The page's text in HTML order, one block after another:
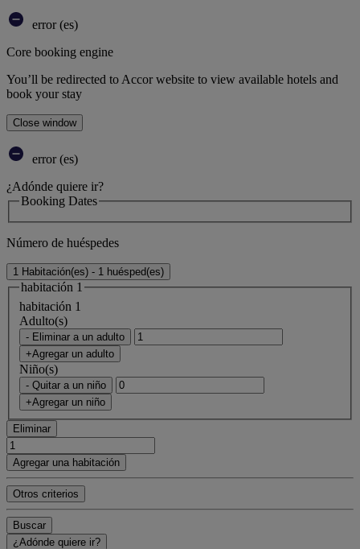
error (es)
Core booking engine
You’ll be redirected to Accor website to view available hotels and
book your stay
Close window
error (es)
¿Adónde quiere ir?
Booking Dates
Número de huéspedes
1 Habitación(es) - 1 huésped(es)
habitación 1
habitación 1
Adulto(s)
- Eliminar a un adulto
+Agregar un adulto
Niño(s)
- Quitar a un niño
+Agregar un niño
Eliminar
Agregar una habitación
Otros criterios
Buscar
¿Adónde quiere ir?